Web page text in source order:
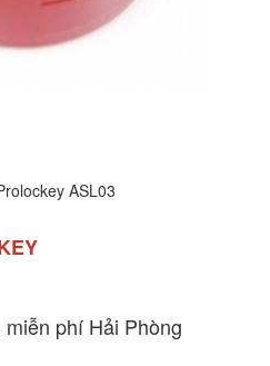
ASL03
phí Hải Phòng